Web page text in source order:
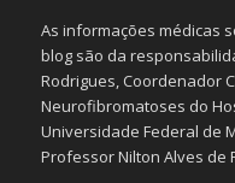
As informações médicas
blog são da
Rodrigues, Coordenador
Neurofibromatoses do
Universidade Federal de
Professor Nilton Alves de